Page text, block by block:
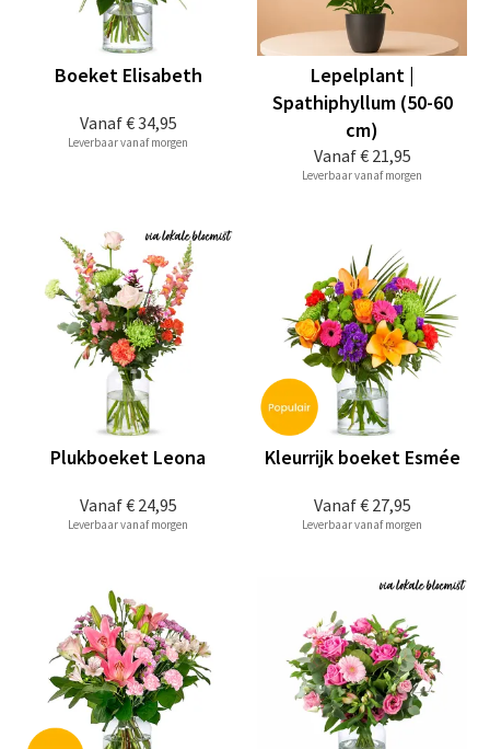
Vanaf€ 34,95
Boeket Elisabeth
Leverbaar vanaf morgen
Vanaf€ 21,95
Lepelplant |
Spathiphyllum (50-60
cm)
Leverbaar vanaf morgen
Vanaf€ 24,95
Plukboeket Leona
Leverbaar vanaf morgen
Vanaf€ 27,95
Kleurrijk boeket Esmée
Leverbaar vanaf morgen